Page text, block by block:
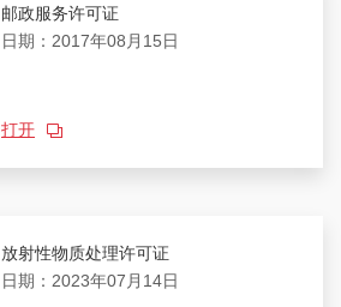
邮政服务许可证
日期：2017年08月15日
打开
放射性物质处理许可证
日期：2023年07月14日